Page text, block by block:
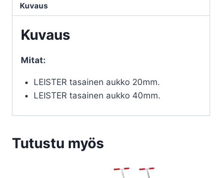
Kuvaus
Kuvaus
Mitat:
LEISTER tasainen aukko 20mm.
LEISTER tasainen aukko 40mm.
Tutustu myös